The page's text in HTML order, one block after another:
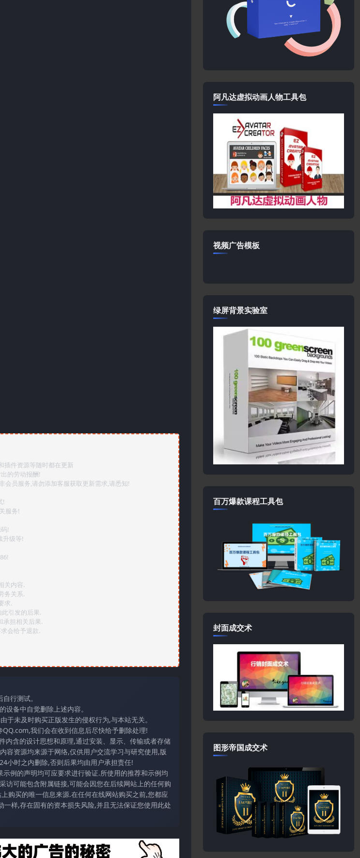
插件资源等随时都在更新
的劳动报酬!
会员服务,请勿添加客服获取更新需求,请悉知!
!
服务!
!
升级等!
关内容.
务关系.
求.
引发的后果.
承担相关后果.
会给予退款.
行测试。
备中自觉删除上述内容。
未及时购买正版发生的侵权行为,与本站无关。
我们会在收到信息后尽快给予删除处理!
内含的设计思想和原理,通过安装、显示、传输或者存储
容资源均来源于网络,仅供用户交流学习与研究使用,版
小时之内删除,否则后果均由用户承担责任!
例的声明均可应要求进行验证.所使用的推荐和示例均
访可能包含附属链接,可能会因您在后续网站上的任何购
购买的唯一信息来源.在任何在线网站购买之前,您都应
样,存在固有的资本损失风险,并且无法保证您使用此处
阿凡达虚拟动画人物工具包
视频广告模板
绿屏背景实验室
百万爆款课程工具包
封面成交术
图形帝国成交术